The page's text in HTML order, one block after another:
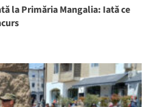
la Primăria Mangalia: Iată ce